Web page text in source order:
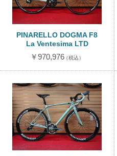
PINARELLO DOGMA F8
La Ventesima LTD
￥970,976（税込）